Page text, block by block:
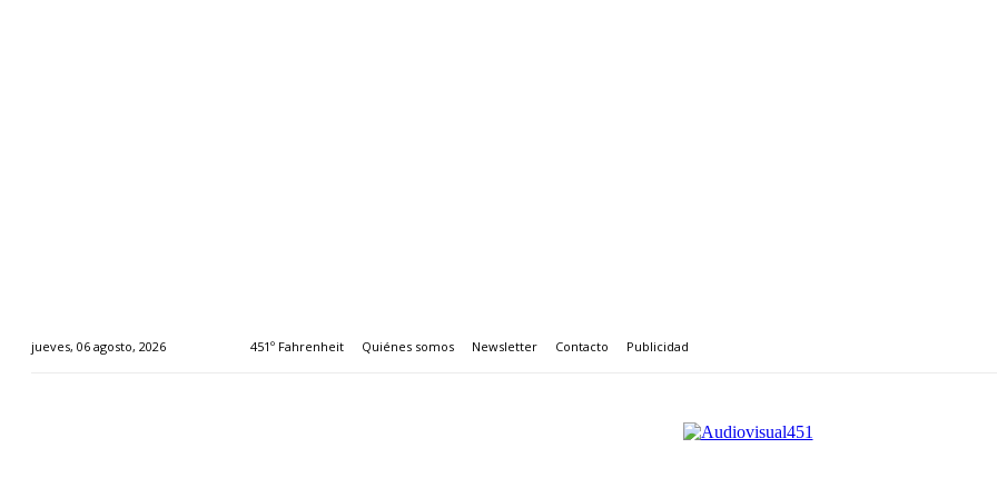
jueves, 06 agosto, 2026 451º Fahrenheit Quiénes somos Newsletter Contacto Publicidad